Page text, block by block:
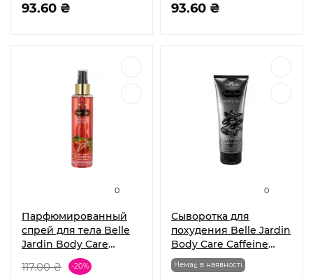
93.60 ₴ 93.60 ₴
0
Парфюмированный
спрей для тела Belle
Jardin Body Care
Strawberry 160 мл
117.00 ₴ -20%
0
Сыворотка для
похудения Belle Jardin
Body Care Caffeine
Carnitine Body Care
250 мл
Немає в наявності